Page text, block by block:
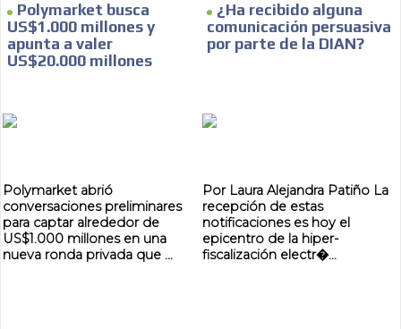
SUPER TÉCNICOS
INTERNACIONALES
CONTACTAR
FACEBOOK
TWITTER
INSTAGRAM
Polymarket busca
US$1.000 millones y
apunta a valer
US$20.000 millones
Polymarket abrió
conversaciones preliminares
para captar alrededor de
US$1.000 millones en una
nueva ronda privada que ...
¿Ha recibido alguna
comunicación persuasiva
por parte de la DIAN?
Por Laura Alejandra Patiño La
recepción de estas
notificaciones es hoy el
epicentro de la hiper-
fiscalización electr�...